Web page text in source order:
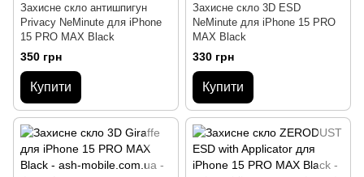
Захисне скло антишпигун
Privacy NeMinute для iPhone
15 PRO MAX Black
350 грн
Купити
Захисне скло 3D ESD
NeMinute для iPhone 15 PRO
MAX Black
330 грн
Купити